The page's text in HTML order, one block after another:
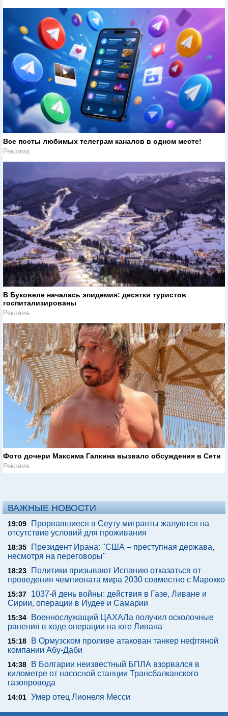
Все посты любимых телеграм каналов в одном месте!
Реклама
В Буковеле началась эпидемия: десятки туристов
госпитализированы
Реклама
Фото дочери Максима Галкина вызвало обсуждения в Сети
Реклама
ВАЖНЫЕ НОВОСТИ
19:09
Прорвавшиеся в Сеуту мигранты жалуются на
отсутствие условий для проживания
18:35
Президент Ирана: "США – преступная держава,
несмотря на переговоры"
18:23
Политики призывают Испанию отказаться от
проведения чемпионата мира 2030 совместно с Марокко
15:37
1037-й день войны: действия в Газе, Ливане и
Сирии, операции в Иудее и Самарии
15:34
Военнослужащий ЦАХАЛа получил осколочные
ранения в ходе операции на юге Ливана
15:18
В Ормузском проливе атакован танкер нефтяной
компании Абу-Даби
14:38
В Болгарии неизвестный БПЛА взорвался в
километре от насосной станции Трансбалканского
газопровода
14:01 Умер отец Лионеля Месси